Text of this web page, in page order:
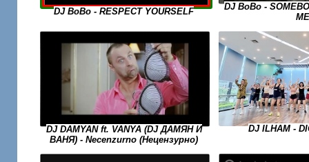
DJ BoBo - RESPECT YOURSELF
DJ BoBo -
ME
DJ DAMYAN ft. VANYA (DJ ДАМЯН И
ВАНЯ) - Necenzurno (Нецензурно)
DJ ILHAM -